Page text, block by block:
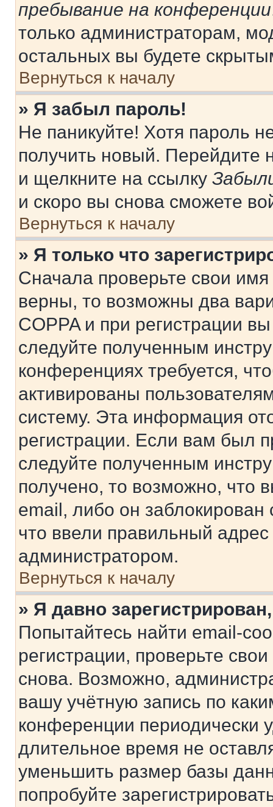
пребывание на конференции
только администраторам,
остальных вы будете
Вернуться к началу
» Я забыл пароль!
Не паникуйте! Хотя пароль
получить новый. Перейдите
и щелкните на ссылку
и скоро вы снова сможете
Вернуться к началу
» Я только что
Сначала проверьте свои
верны, то возможны два
COPPA и при регистрации
следуйте полученным
конференциях требуется,
активированы
систему. Эта информация
регистрации. Если вам был
следуйте полученным
получено, то возможно, что
email, либо он
что ввели правильный адрес
администратором.
Вернуться к началу
» Я давно
Попытайтесь найти email-
регистрации, проверьте
снова. Возможно,
вашу учётную запись по
конференции периодически
длительное время не
уменьшить размер базы
попробуйте